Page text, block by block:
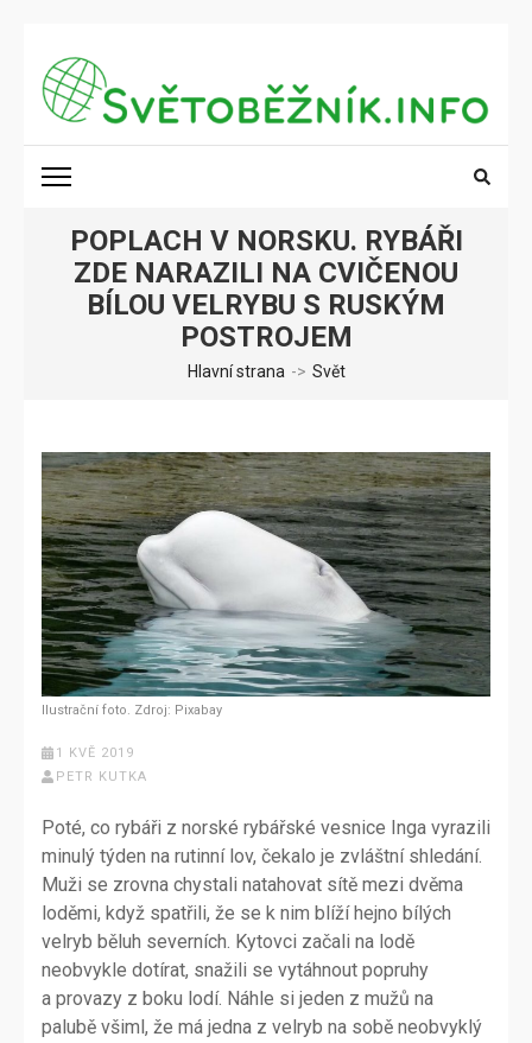
obsah
(stiskněte
Enter)
SVĚTOBĚŽNÍK.INFO
POPLACH V NORSKU. RYBÁŘI
ZDE NARAZILI NA CVIČENOU
BÍLOU VELRYBU S RUSKÝM
POSTROJEM
Hlavní strana -> Svět
Ilustrační foto. Zdroj: Pixabay
1 KVĚ 2019
PETR KUTKA
Poté, co rybáři z norské rybářské vesnice Inga vyrazili
minulý týden na rutinní lov, čekalo je zvláštní shledání.
Muži se zrovna chystali natahovat sítě mezi dvěma
loděmi, když spatřili, že se k nim blíží hejno bílých
velryb běluh severních. Kytovci začali na lodě
neobvykle dotírat, snažili se vytáhnout popruhy
a provazy z boku lodí. Náhle si jeden z mužů na
palubě všiml, že má jedna z velryb na sobě neobvyklý